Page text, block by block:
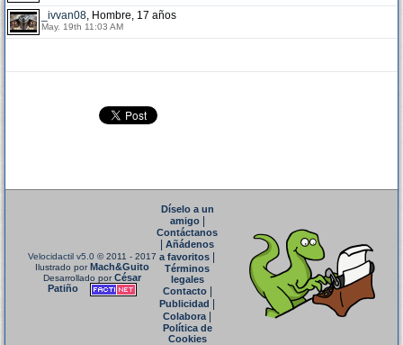
_ivvan08, Hombre, 17 años
May. 19th 11:03 AM
Velocidactil v5.0 © 2011 - 2017
Ilustrado porMach&Guito
Desarrollado porCésar
Patiño
Díselo a un
amigo|
Contáctanos
Añádenos
a favoritos
Términos
legales
Contacto|
Publicidad
Colabora|
Política de
Cookies